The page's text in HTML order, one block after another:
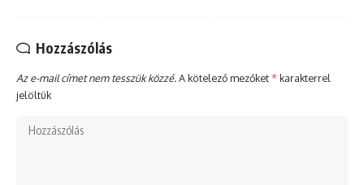
Hozzászólás
Az e-mail címet nem tesszük közzé.A kötelező mezőket* karakterrel
jelöltük